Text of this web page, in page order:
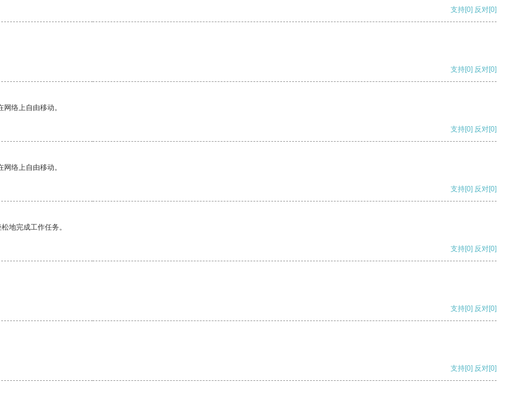
支持[0] 反对[0]
支持[0] 反对[0]
络上自由移动。
支持[0] 反对[0]
络上自由移动。
支持[0] 反对[0]
地完成工作任务。
支持[0] 反对[0]
支持[0] 反对[0]
支持[0] 反对[0]